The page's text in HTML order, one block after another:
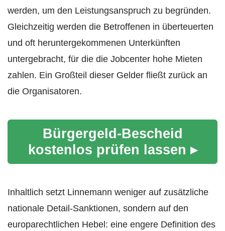
werden, um den Leistungsanspruch zu begründen.
Gleichzeitig werden die Betroffenen in überteuerten
und oft heruntergekommenen Unterkünften
untergebracht, für die die Jobcenter hohe Mieten
zahlen. Ein Großteil dieser Gelder fließt zurück an
die Organisatoren.
Bürgergeld-Bescheid
kostenlos prüfen lassen ▸
Inhaltlich setzt Linnemann weniger auf zusätzliche
nationale Detail-Sanktionen, sondern auf den
europarechtlichen Hebel: eine engere Definition des